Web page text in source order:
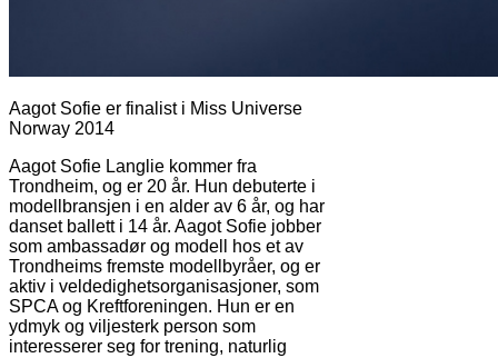
Aagot Sofie er finalist i Miss Universe
Norway 2014
Aagot Sofie Langlie kommer fra
Trondheim, og er 20 år. Hun debuterte i
modellbransjen i en alder av 6 år, og har
danset ballett i 14 år. Aagot Sofie jobber
som ambassadør og modell hos et av
Trondheims fremste modellbyråer, og er
aktiv i veldedighetsorganisasjoner, som
SPCA og Kreftforeningen. Hun er en
ydmyk og viljesterk person som
interesserer seg for trening, naturlig